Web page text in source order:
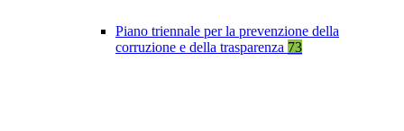
Piano triennale per la prevenzione della
corruzione e della trasparenza 73